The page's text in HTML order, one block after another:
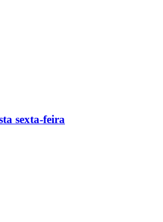
sexta-feira